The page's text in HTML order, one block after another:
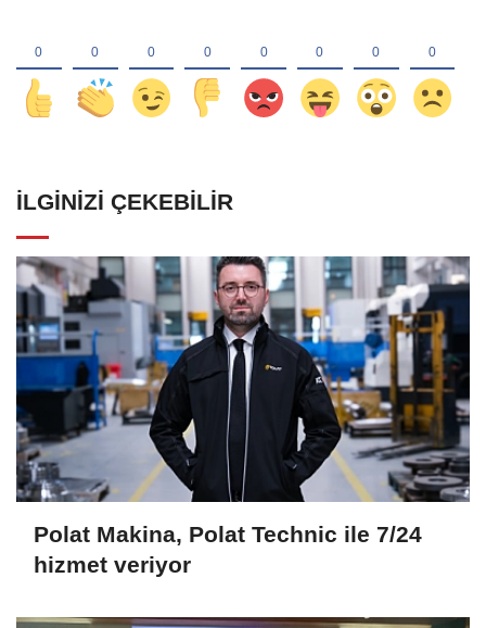
İLGINIZI ÇEKEBILIR
Polat Makina, Polat Technic ile 7/24
hizmet veriyor